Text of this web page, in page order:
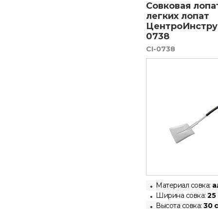
Совковая
легких лопат
0738
CI-0738
Материал совка:
Ширина совка: 25
Высота совка: 30